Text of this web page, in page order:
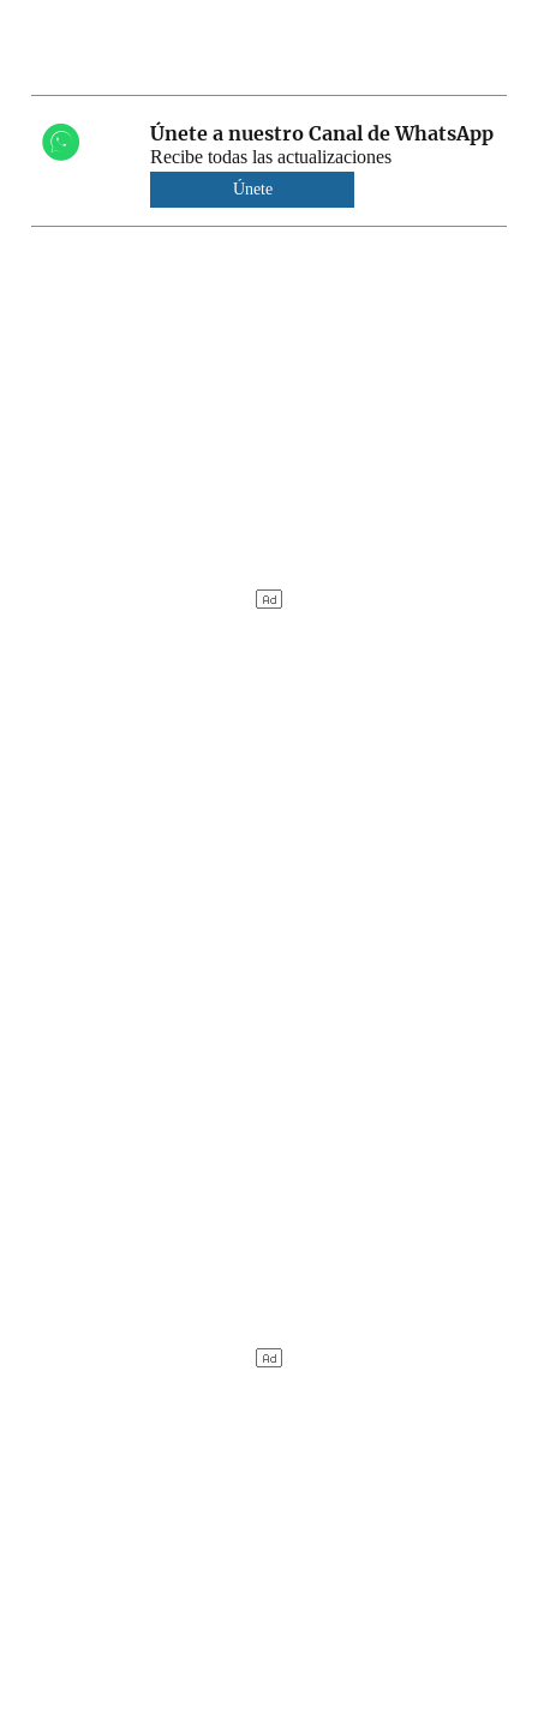
Únete a nuestro Canal de WhatsApp
Recibe todas las actualizaciones
Únete